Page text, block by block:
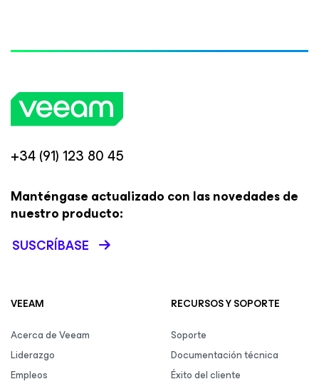
+34 (91) 123 80 45
Manténgase actualizado con las novedades de
nuestro producto:
SUSCRÍBASE
VEEAM
Acerca de Veeam
Liderazgo
Empleos
RECURSOS Y SOPORTE
Soporte
Documentación técnica
Éxito del cliente